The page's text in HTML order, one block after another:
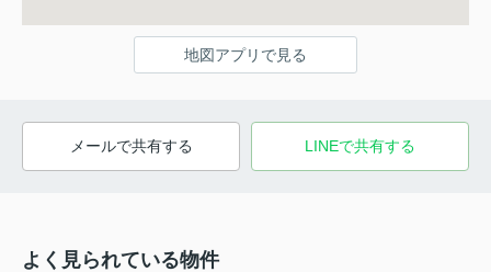
地図アプリで見る
メールで共有する LINEで共有する
よく見られている物件